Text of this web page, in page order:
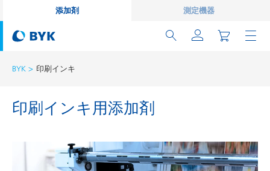
添加剤 測定機器
BYK 印刷インキ
印刷インキ用添加剤